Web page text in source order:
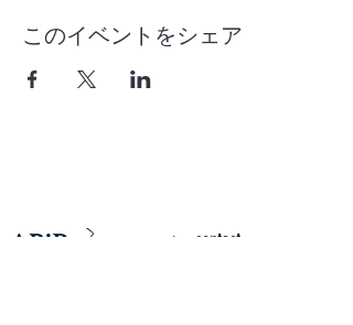
このイベントをシェア
contact